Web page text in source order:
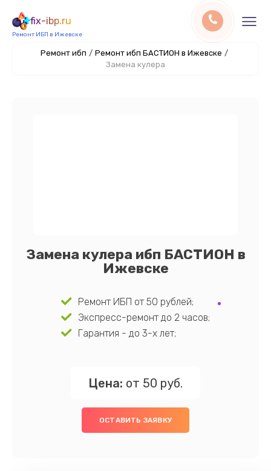
fix-ibp.ru
Ремонт ИБП в Ижевске
Ремонт ибп / Ремонт ибп БАСТИОН в Ижевске /
Замена кулера
Замена кулера ибп БАСТИОН в
Ижевске
Ремонт ИБП от 50 рублей;
Экспресс-ремонт до 2 часов;
Гарантия - до 3-х лет;
Цена: от 50 руб.
ОСТАВИТЬ ЗАЯВКУ